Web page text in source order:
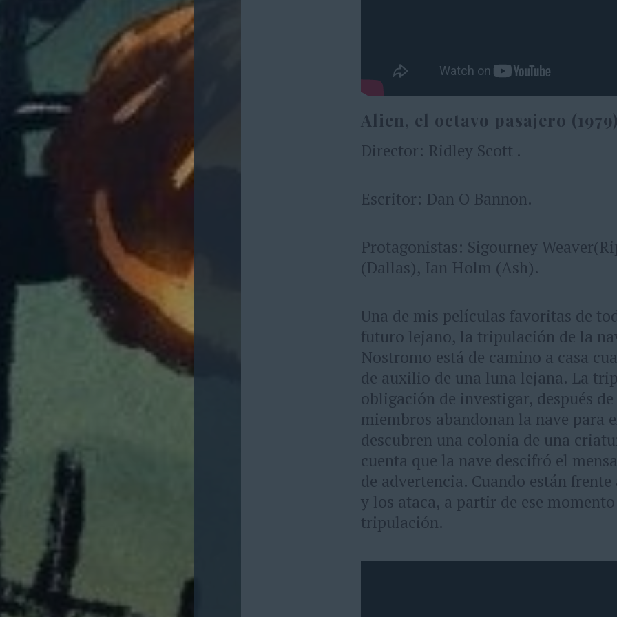
Alien, el octavo pasajero
Director: Ridley Scott .
Escritor: Dan O Bannon.
Protagonistas: Sigourney
(Dallas), Ian Holm (Ash).
Una de mis películas favoritas de
futuro lejano, la tripulación de la
Nostromo está de camino a casa
de auxilio de una luna lejana. La
obligación de investigar, después
miembros abandonan la nave para
descubren una colonia de una
cuenta que la nave descifró el
de advertencia. Cuando están
y los ataca, a partir de ese
tripulación.